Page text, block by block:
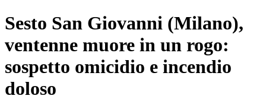
Sesto San Giovanni (Milano),
ventenne muore in un rogo:
sospetto omicidio e incendio
doloso